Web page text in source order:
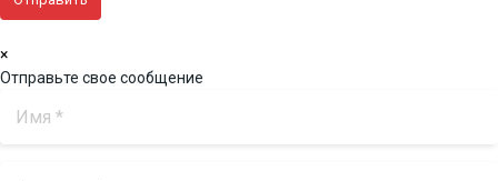
×
Отправьте свое сообщение